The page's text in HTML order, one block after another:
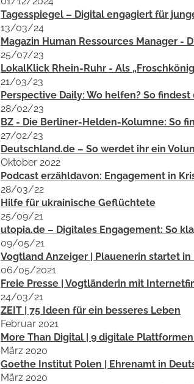
Tagesspiegel – Digital engagiert für
13/03/24
Magazin Human Ressources Manager
25/07/23
LokalKlick Rhein-Ruhr - Als
21/03/23
Perspective Daily: Wo helfen? So
28/02/23
BZ - Die Berliner-Helden-Kolumne: So
27/02/23
Deutschland.de – So werdet ihr ein
Oktober 2022
Podcast erzähldavon: Engagement in
28/03/22
Hilfe für ukrainische Geflüchtete
25/09/21
utopia.de – Digitales Engagement: So
09/05/21
Vogtland Anzeiger | Plauenerin startet
06/05/2021
Freie Presse | Vogtländerin mit
24/03/21
ZEIT | 75 Ideen für ein besseres Leben
Februar 2021
More Than Digital | 9 digitale
März 2020
Goethe Institut Polen | Ehrenamt in
März 2020